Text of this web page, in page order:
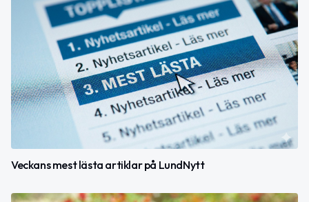
Veckans mest lästa artiklar på LundNytt